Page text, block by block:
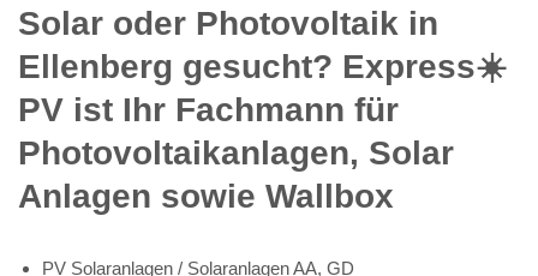
Solar oder Photovoltaik in
Ellenberg gesucht? Express☀️
PV️ ist Ihr Fachmann für
Photovoltaikanlagen, Solar
Anlagen sowie Wallbox
PV Solaranlagen / Solaranlagen AA, GD